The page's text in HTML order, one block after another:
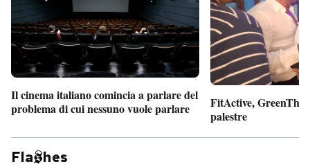
PODCAST
NEWSLETTER
I MIEI PREFERITI
SHOP
Il cinema italiano comincia a parlare del
problema di cui nessuno vuole parlare
FitActive,
palestre
Fla hes